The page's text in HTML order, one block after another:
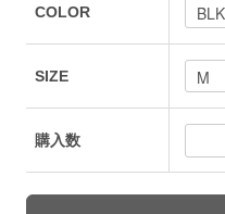
COLOR
SIZE
購入数